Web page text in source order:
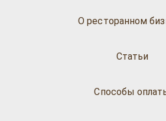
О ресторанном
Статьи
Способы